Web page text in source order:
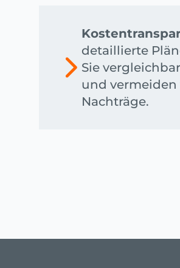
detaillierte
Sie
und vermeiden
Nachträge.